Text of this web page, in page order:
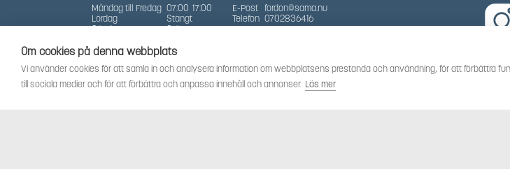
Om cookies på denna webbplats
Vi använder cookies för att samla in och analysera information om webbplatsens prestanda och användning, för att förbättra
till sociala medier och för att förbättra och anpassa innehåll och annonser. Läs mer
Måndag till Fredag 07:00 17:00
Lördag
Stängt
Söndag
Stängt
E-Post fordon@sama.nu
Telefon 0702836416